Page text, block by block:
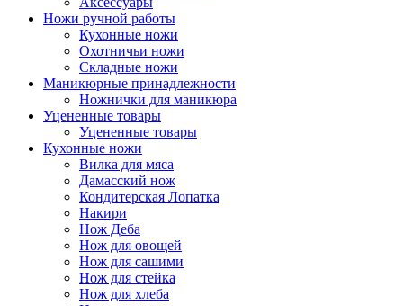
Ножи ручной работы
Кухонные ножи
Охотничьи ножи
Складные ножи
Маникюрные принадлежности
Ножнички для маникюра
Уцененные товары
Уцененные товары
Кухонные ножи
Вилка для мяса
Дамасский нож
Кондитерская Лопатка
Накири
Нож Деба
Нож для овощей
Нож для сашими
Нож для стейка
Нож для хлеба